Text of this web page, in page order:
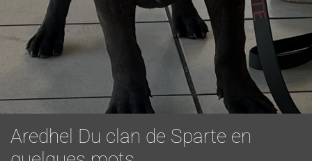
Aredhel Du clan de Sparte en